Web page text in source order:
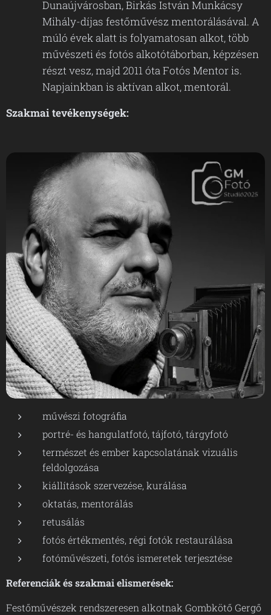
Dunaújvárosban, Birkás István Munkácsy
Mihály-díjas festőművész mentorálásával. A
múló évek alatt is folyamatosan alkot, több
művészeti és fotós alkotótáborban, képzésen
részt vesz, majd 2011 óta Fotós Mentor is.
Napjainkban is aktívan alkot, mentorál.
Szakmai tevékenységek:
művészi fotográfia
portré- és hangulatfotó, tájfotó, tárgyfotó
természet és ember kapcsolatának vizuális
feldolgozása
kiállítások szervezése, kurálása
oktatás, mentorálás
retusálás
fotós értékmentés, régi fotók restaurálása
fotóművészeti, fotós ismeretek terjesztése
Referenciák és szakmai elismerések:
Festőművészek rendszeresen alkotnak Gombkötő Gergő